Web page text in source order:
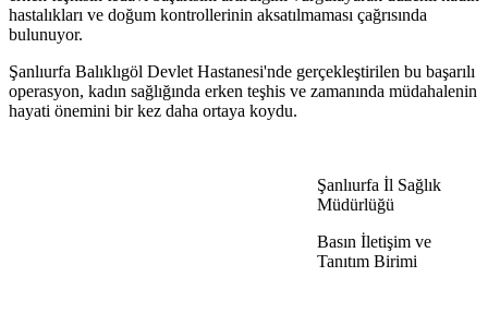
hastalıkları ve doğum kontrollerinin aksatılmaması çağrısında
bulunuyor.
Şanlıurfa Balıklıgöl Devlet Hastanesi'nde gerçekleştirilen bu başarılı
operasyon, kadın sağlığında erken teşhis ve zamanında müdahalenin
hayati önemini bir kez daha ortaya koydu.
Şanlıurfa İl Sağlık
Müdürlüğü
Basın İletişim ve
Tanıtım Birimi